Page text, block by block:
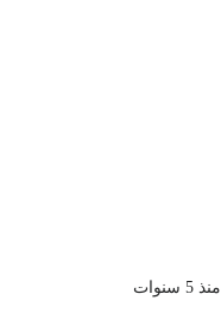
منذ 5 سنوات